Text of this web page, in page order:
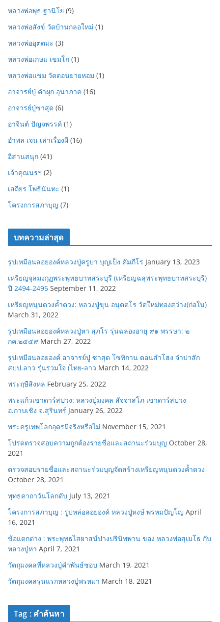
หลวงพ่อพุธ ฐานิโย (9)
หลวงพ่อสังข์ วัดบ้านกลอใหม่ (1)
หลวงพ่ออุตตมะ (3)
หลวงพ่อเกษม เขมโก (1)
หลวงพ่อแช่ม วัดดอนยายหอม (1)
อาจารย์ปู่ คำผุก อุนาภาค (16)
อาจารย์ปู่ซาสุด (6)
อาจินต์ ปัญจพรรค์ (1)
อำพล เจน เล่าเรื่องผี (16)
อีสานสนุก (41)
เจ้าคุณนรฯ (2)
เสถียร โพธินันทะ (1)
โครงการสภาบุญ (7)
บทความล่าสุด
รูปเหมือนลอยองค์หลวงปู่ครูบา บุญเป็ง คัมภีโร January 13, 2023
เหรียญจุลมงกุฏพระพุทธบาทสระบุรี (เหรียญฉลุพระพุทธบาทสระบุรี)
ปี 2494-2495 September 11, 2022
เหรียญหนุนดวงค้ำดวง: หลวงปู่ขุน อนุตตโร วัดใหม่ทองสว่าง(ก่อใน)
March 31, 2022
รูปเหมือนลอยองค์หลวงปู่หา สุภโร รุ่นฉลองอายุ ๙๑ พรรษา: ๒
กค.๒๕๕๙ March 27, 2022
รูปเหมือนลอยองค์ อาจารย์ปู่ ซาสุด โซทิกาน ดอนสำโฮง จำปาสัก
สปป.ลาว รุ่นรวมใจ (ไทย-ลาว March 14, 2022
พระฤษีสิงหล February 25, 2022
พระแก้วเขาดาร์สปวง: หลวงปู่มงคล สัจจาสโภ เขาดาร์สปวง
อ.กาบเชิง จ.สุรินทร์ January 26, 2022
พระครูเทพโลกอุดรมีจริงหรือไม่ November 15, 2021
โปรดตรวจสอบความถูกต้องรายชื่อและสถานะร่วมบุญ October 28,
2021
ตรวจสอบรายชื่อและสถานะร่วมบุญจัดสร้างเหรียญหนุนดวงค้ำดวง
October 28, 2021
พุทธคาถาวันโลกดับ July 13, 2021
โครงการสภาบุญ : รูปหล่อลอยองค์ หลวงปู่หงษ์ พรหมปัญโญ April
16, 2021
ข้อแตกต่าง : พระพุทธไสยาสน์ปางปรินิพพาน ของ หลวงพ่อสุเมโธ กับ
หลวงปู่หา April 7, 2021
วัตถุมงคลที่หลวงปู่คำพันธ์ชอบ March 19, 2021
วัตถุมงคลรุ่นแรกหลวงปู่พรหมา March 18, 2021
Tag : คำค้นหา